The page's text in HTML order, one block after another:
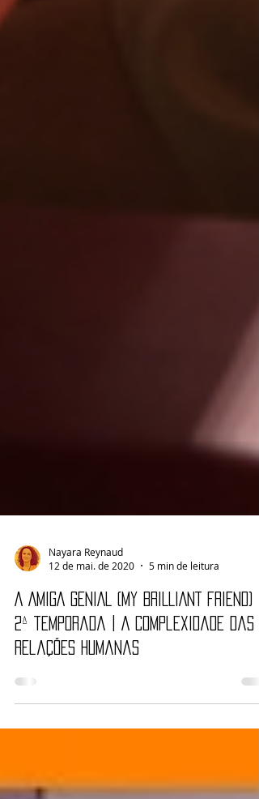
12 de mai. de 2020
5 min de leitura
A AMIGA GENIAL (MY BRILLIANT FRIEND) –
2ª temporada | A complexidade das
relações humanas